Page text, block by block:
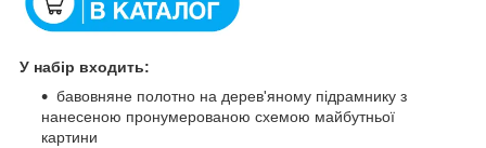
У набір входить:
бавовняне полотно на дерев'яному підрамнику з
нанесеною пронумерованою схемою майбутньої
картини